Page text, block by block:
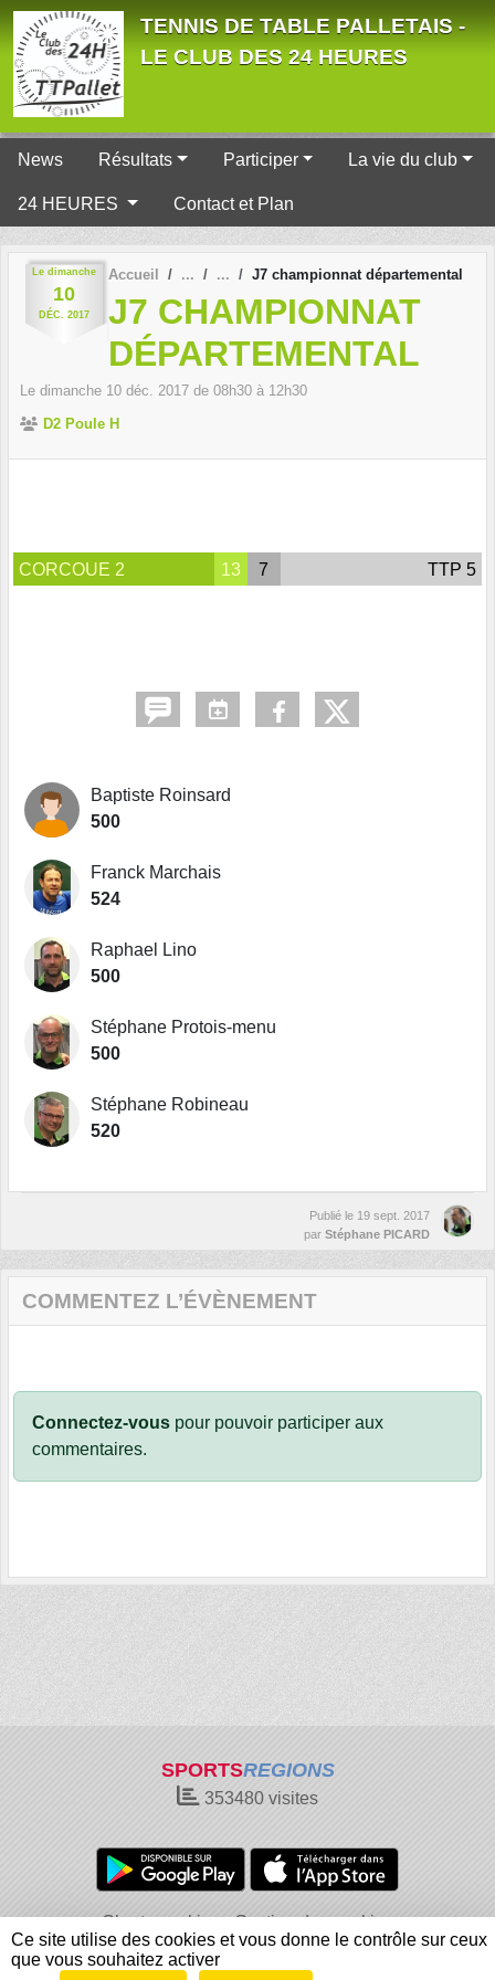
TENNIS DE TABLE PALLETAIS -
LE CLUB DES 24 HEURES
News Résultats Participer La vie du club
24 HEURES Contact et Plan
Le dimanche
10
DÉC. 2017
Accueil J7 championnat départemental
J7 CHAMPIONNAT
DÉPARTEMENTAL
Le dimanche 10 déc. 2017 de 08h30 à 12h30
D2 Poule H
CORCOUE 2 13 7 TTP 5
Baptiste Roinsard
500
Franck Marchais
524
Raphael Lino
500
Stéphane Protois-menu
500
Stéphane Robineau
520
Publié le 19 sept. 2017
par Stéphane PICARD
COMMENTEZ L’ÉVÈNEMENT
Connectez-vous pour pouvoir participer aux
commentaires.
SPORTSREGIONS
353480 visites
Charte cookies
Gestion des cookies
Informations légales
Signaler un contenu inapproprié
Panneau de gestion des cookies
Ce site utilise des cookies et vous donne le contrôle sur ceux
que vous souhaitez activer